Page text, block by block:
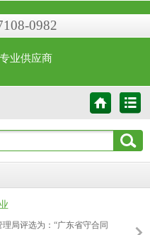
0982
业供应商
局评选为：“广东省守合同